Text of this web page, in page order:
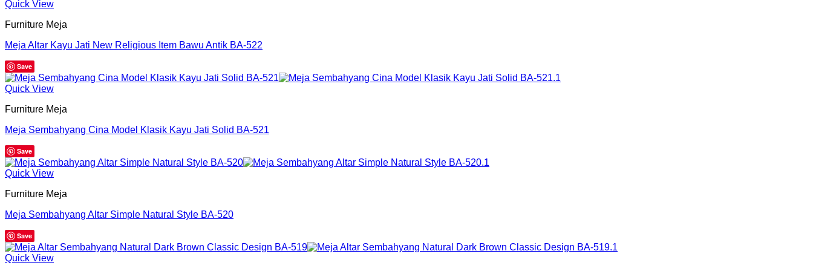
Quick View
Furniture Meja
Meja Altar Kayu Jati New Religious Item Bawu Antik BA-522
Save
Quick View
Furniture Meja
Meja Sembahyang Cina Model Klasik Kayu Jati Solid BA-521
Save
Quick View
Furniture Meja
Meja Sembahyang Altar Simple Natural Style BA-520
Save
Quick View